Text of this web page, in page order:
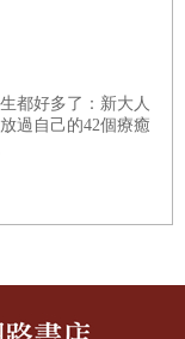
心智系統的進
說讀心是早在人類
老系統，那麼體
逐漸形成的新系
快速的了解」、
兩種情況：一是
都好多了：新大人
過自己的42個療癒